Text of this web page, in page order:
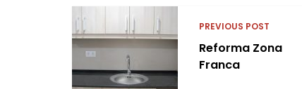
PREVIOUS POST
Reforma Zona
Franca